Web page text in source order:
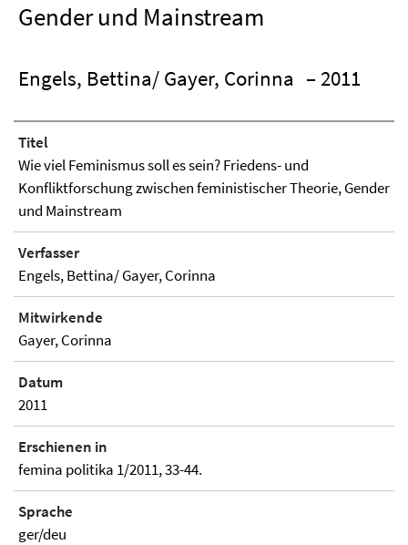
Gender und Mainstream
Engels, Bettina/ Gayer, Corinna – 2011
Titel
Wie viel Feminismus soll es sein? Friedens- und
Konfliktforschung zwischen feministischer Theorie, Gender
und Mainstream
Verfasser
Engels, Bettina/ Gayer, Corinna
Mitwirkende
Gayer, Corinna
Datum
2011
Erschienen in
femina politika 1/2011, 33-44.
Sprache
ger/deu